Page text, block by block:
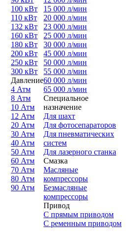
100 кВт
110 кВт
132 кВт
160 кВт
180 кВт
200 кВт
250 кВт
300 кВт
Давление
4 Атм
8 Атм
10 Атм
12 Атм
20 Атм
30 Атм
40 Атм
50 Атм
60 Атм
70 Атм
80 Атм
90 Атм
15 000 л/мин
20 000 л/мин
23 000 л/мин
25 000 л/мин
30 000 л/мин
45 000 л/мин
50 000 л/мин
55 000 л/мин
60 000 л/мин
65 000 л/мин
Специальное
назначение
Для шахт
Для фотосепараторов
Для пневматических
систем
Для лазерного станка
Смазка
Масляные
компрессоры
Безмасляные
компрессоры
Привод
С прямым приводом
С ременным приводом